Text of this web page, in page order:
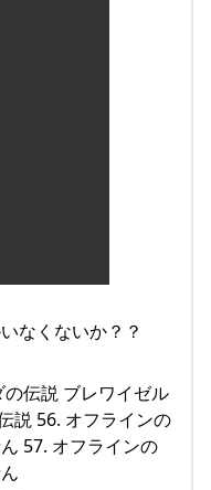
なくないか？？
伝説 ブレワイゼル
説 56. オフラインの
57. オフラインの